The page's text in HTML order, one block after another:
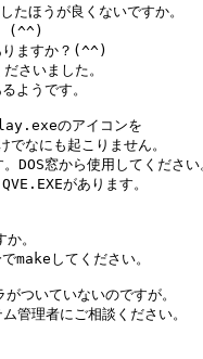
たほうが良くないですか。
(^^)
りますか？(^^)
さいました。
うです。
のアイコンを
なにも起こりません。
窓から使用してください
があります。
。
makeしてください。
ついていないのですが。
理者にご相談ください。